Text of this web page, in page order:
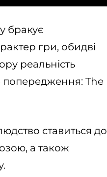
бракує
гри, обидві
реальність
попередження: The
ставиться до
а також